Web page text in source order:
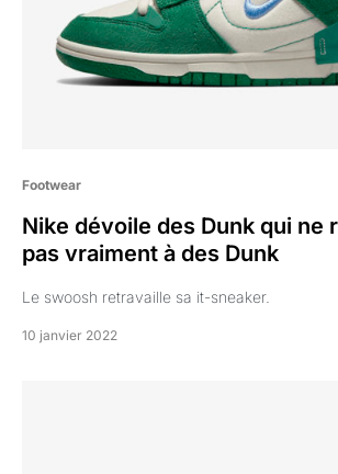
Footwear
Nike dévoile des Dunk qui ne
pas vraiment à des Dunk
Le swoosh retravaille sa it-sneaker.
10 janvier 2022